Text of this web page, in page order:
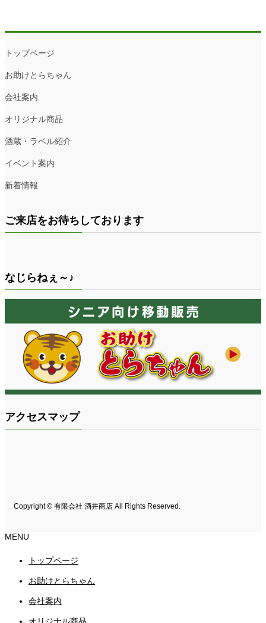
トップページ
お助けとらちゃん
会社案内
オリジナル商品
酒蔵・ラベル紹介
イベント案内
新着情報
ご来店をお待ちしております
なじらねぇ～♪
アクセスマップ
Copyright © 有限会社 酒井商店 All Rights Reserved.
MENU
トップページ
お助けとらちゃん
会社案内